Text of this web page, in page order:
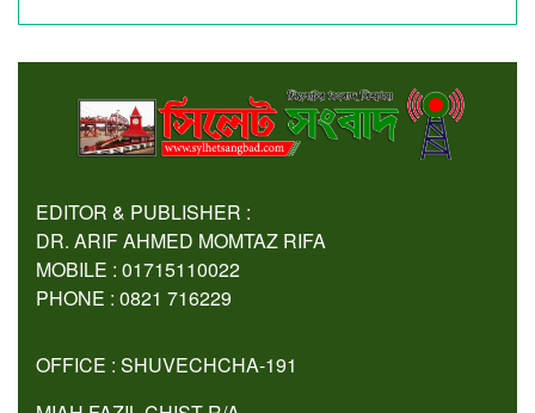
EDITOR & PUBLISHER :
DR. ARIF AHMED MOMTAZ RIFA
MOBILE : 01715110022
PHONE : 0821 716229
OFFICE : SHUVECHCHA-191